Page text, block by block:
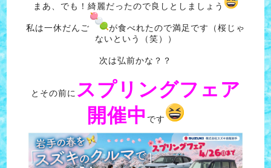
まあ、でも！綺麗だったので良しとしましょう
私は一休だんご
が食べれたので満足です（桜じゃ
ないという（笑））
次は弘前かな？？
とその前に スプリングフェア
開催中 です